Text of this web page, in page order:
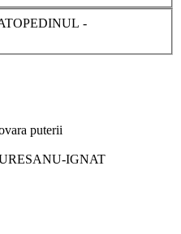
-
puterii
IGNAT